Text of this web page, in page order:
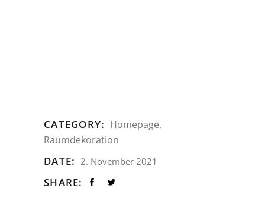
CATEGORY: Homepage
Raumdekoration
DATE: 2. November 2021
SHARE: